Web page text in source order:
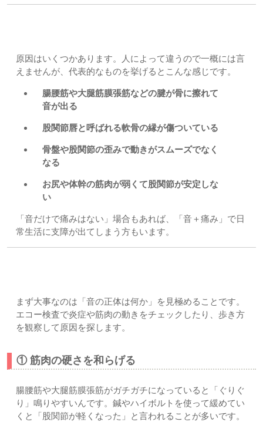
原因はいくつかあります。人によって違うので一概には言
えませんが、代表的なものを挙げるとこんな感じです。
腸腰筋や大腿筋膜張筋などの腱が骨に擦れて
音が出る
股関節唇と呼ばれる軟骨の縁が傷ついている
骨盤や股関節の歪みで動きがスムーズでなく
なる
お尻や体幹の筋肉が弱くて股関節が安定しな
い
「音だけで痛みはない」場合もあれば、「音＋痛み」で日
常生活に支障が出てしまう方もいます。
まず大事なのは「音の正体は何か」を見極めることです。
エコー検査で炎症や筋肉の動きをチェックしたり、歩き方
を観察して原因を探します。
① 筋肉の硬さを和らげる
腸腰筋や大腿筋膜張筋がガチガチになっていると「ぐりぐ
り」鳴りやすいんです。鍼やハイボルトを使って緩めてい
くと「股関節が軽くなった」と言われることが多いです。